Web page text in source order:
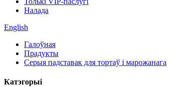
Налада
English
Галоўная
Прадукты
Серыя падставак для тортаў і марожанага
Катэгорыі